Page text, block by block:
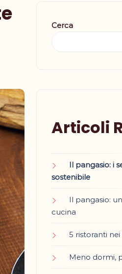
Cerca
Articoli
Il pangasio: i
sostenibile
Il pangasio:
cucina
5 ristoranti
Meno dormi,